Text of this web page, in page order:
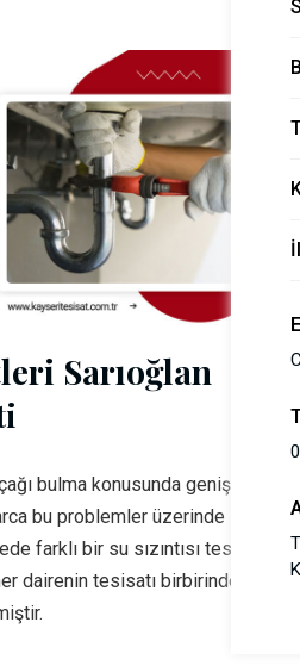
Sarıoğlan
bulma konusunda geniş bir
bu problemler üzerinde
farklı bir su sızıntısı tespit
dairenin tesisatı birbirinden